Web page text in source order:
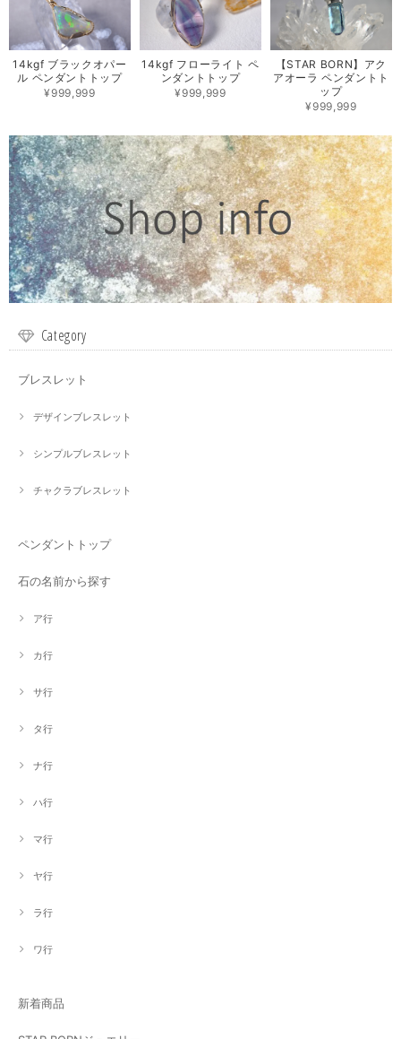
14kgf ブラックオパー
ル ペンダントトップ
¥999,999
14kgf フローライト ペ
ンダントトップ
¥999,999
【STAR BORN】アク
アオーラ ペンダントト
ップ
¥999,999
Category
ブレスレット
デザインブレスレット
シンプルブレスレット
チャクラブレスレット
ペンダントトップ
石の名前から探す
ア行
カ行
サ行
タ行
ナ行
ハ行
マ行
ヤ行
ラ行
ワ行
新着商品